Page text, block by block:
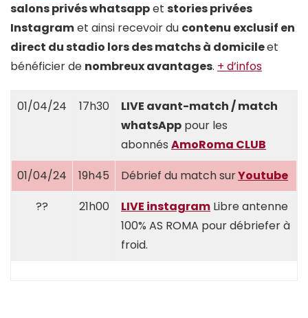
salons privés whatsappet stories privées
Instagramet ainsi recevoir du contenu exclusif en
direct du stadio lors des matchs à domicileet
bénéficier de nombreux avantages. + d’infos
01/04/24 17h30
LIVE avant-match / match
whatsApp pour les
abonnés AmoRoma CLUB
01/04/24
19h45 Débrief du match surYoutube
??
21h00 LIVE instagram Libre antenne
100% AS ROMA pour débriefer à
froid.